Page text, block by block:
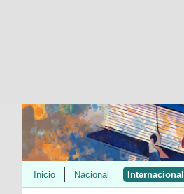
Inicio Nacional Internacional